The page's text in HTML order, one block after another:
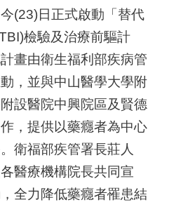
(23)日正式啟動「替代
檢驗及治療前驅計
畫由衛生福利部疾病管
，並與中山醫學大學附
設醫院中興院區及賢德
，提供以藥癮者為中心
衛福部疾管署長莊人
醫療機構院長共同宣
全力降低藥癮者罹患結